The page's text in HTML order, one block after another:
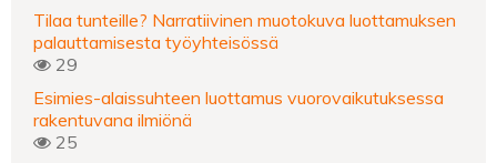
Tilaa tunteille? Narratiivinen muotokuva luottamuksen
palauttamisesta työyhteisössä
29
Esimies-alaissuhteen luottamus vuorovaikutuksessa
rakentuvana ilmiönä
25